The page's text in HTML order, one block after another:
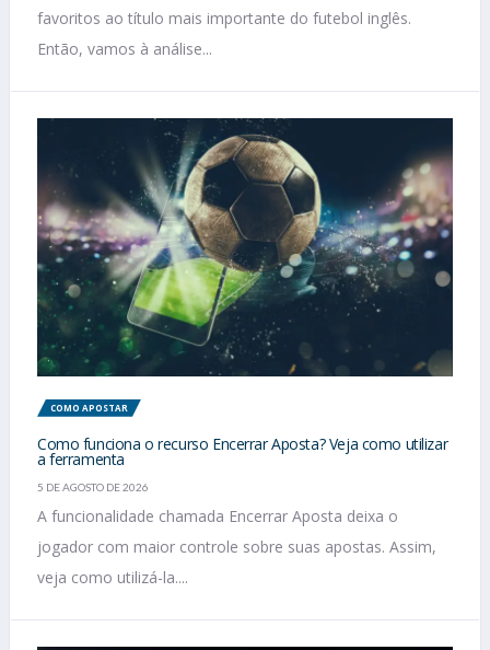
favoritos ao título mais importante do futebol inglês.
Então, vamos à análise...
COMO APOSTAR
Como funciona o recurso Encerrar Aposta? Veja como utilizar
a ferramenta
5 DE AGOSTO DE 2026
A funcionalidade chamada Encerrar Aposta deixa o
jogador com maior controle sobre suas apostas. Assim,
veja como utilizá-la....